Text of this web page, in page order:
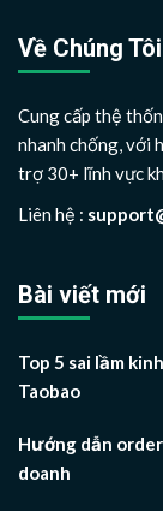
Về Chúng Tôi
Cung cấp thệ
nhanh chống, với
trợ 30+ lĩnh vực
Liên hệ :
Bài viết mới
Top 5 sai lầm
Taobao
Hướng dẫn
doanh